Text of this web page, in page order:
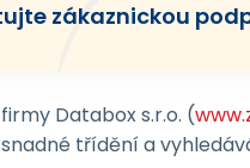
zákaznickou
Databox s.r.o. (
třídění a